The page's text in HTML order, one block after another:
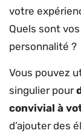
votre
Quels sont
personnalité ?
Vous pouvez
singulier pour
convivial à
d’ajouter des